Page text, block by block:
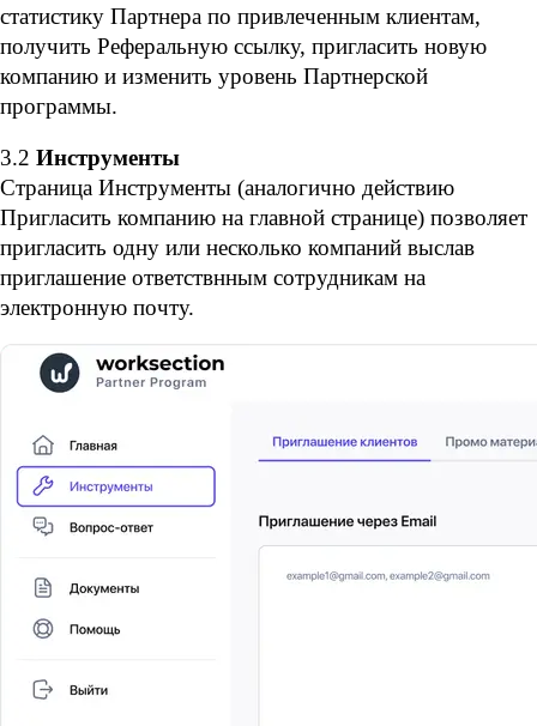
статистику Партнера по привлеченным клиентам,
получить Реферальную ссылку, пригласить новую
компанию и изменить уровень Партнерской
программы.
3.2 Инструменты
Страница Инструменты (аналогично действию
Пригласить компанию на главной странице) позволяет
пригласить одну или несколько компаний выслав
приглашение ответствнным сотрудникам на
электронную почту.